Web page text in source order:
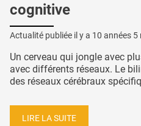
cognitive
Actualité publiée il y a 10 années 5
Un cerveau qui jongle avec
avec différents réseaux. Le
des réseaux cérébraux
LIRE LA SUITE